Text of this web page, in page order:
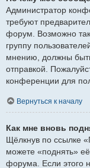
Администратор
требуют
форум. Возможно
группу
мнению, должны
отправкой.
конференции для
Вернуться к началу
Как мне вновь
Щёлкнув по ссылке
можете «поднять»
форума. Если этого